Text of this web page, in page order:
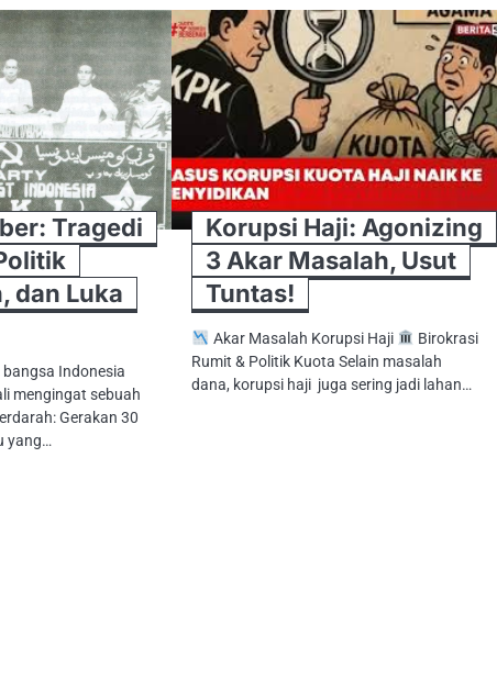
Tragedi
dan Luka
bangsa Indonesia
mengingat sebuah
Gerakan 30
yang…
Korupsi Haji: Agonizing
3 Akar Masalah, Usut
Tuntas!
Akar Masalah Korupsi Haji
Birokrasi
Rumit & Politik Kuota Selain masalah
dana, korupsi haji juga sering jadi lahan…